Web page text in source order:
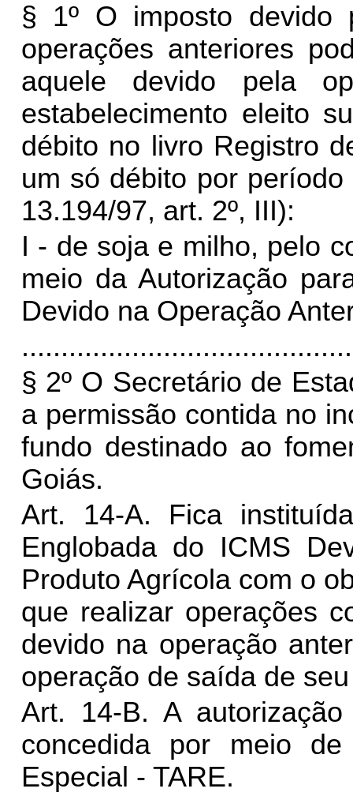
§ 1º O imposto devido
operações anteriores
aquele devido pela
estabelecimento eleito
débito no livro Registro
um só débito por
13.194/97, art. 2º, III):
I - de soja e milho, pelo
meio da Autorização
Devido na Operação
§ 2º O Secretário de
a permissão contida no
fundo destinado ao
Goiás.
Art. 14-A. Fica
Englobada do ICMS
Produto Agrícola com o
que realizar operações
devido na operação
operação de saída de
Art. 14-B. A
concedida por meio
Especial - TARE.